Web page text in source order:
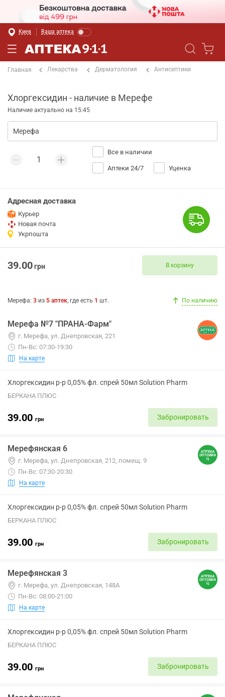
Киев Ваша аптека
Главная Лекарства Дерматология Антисептики
Хлоргексидин - наличие в Мерефе
Наличие актуально на 15:45
Все в наличии
Аптеки 24/7 Уценка
Адресная доставка
Курьер
Новая почта
Укрпошта
39.00грн В корзину
Мерефа: 3 из 5 аптек, где есть 1 шт. По наличию
Мерефа №7 "ПРАНА-Фарм"
г. Мерефа, ул. Днепровская, 221
Пн-Вс: 07:30-19:30
На карте
Хлоргексидин р-р 0,05% фл. спрей 50мл Solution Pharm
БЕРКАНА ПЛЮС
39.00 грн Забронировать
Мерефянская 6
г. Мерефа, ул. Днепровская, 212, помещ. 9
Пн-Вс: 07:30-20:30
На карте
Хлоргексидин р-р 0,05% фл. спрей 50мл Solution Pharm
БЕРКАНА ПЛЮС
39.00 грн Забронировать
Мерефянская 3
г. Мерефа, ул. Днепровская, 148А
Пн-Вс: 08:00-21:00
На карте
Хлоргексидин р-р 0,05% фл. спрей 50мл Solution Pharm
БЕРКАНА ПЛЮС
39.00 грн Забронировать